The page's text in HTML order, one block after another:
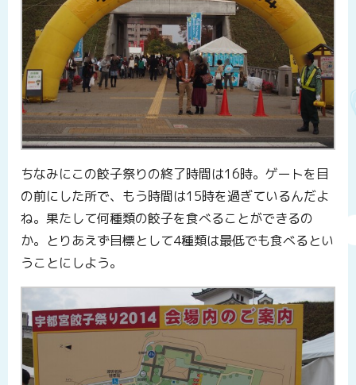
ちなみにこの餃子祭りの終了時間は16時。ゲートを目
の前にした所で、もう時間は15時を過ぎているんだよ
ね。果たして何種類の餃子を食べることができるの
か。とりあえず目標として4種類は最低でも食べるとい
うことにしよう。